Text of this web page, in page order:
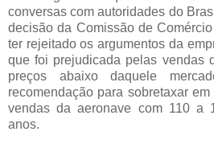
conversas com autoridades do
decisão da Comissão de
ter rejeitado os argumentos da
que foi prejudicada pelas vendas
preços abaixo daquele
recomendação para sobretaxar
vendas da aeronave com 110 a
anos.